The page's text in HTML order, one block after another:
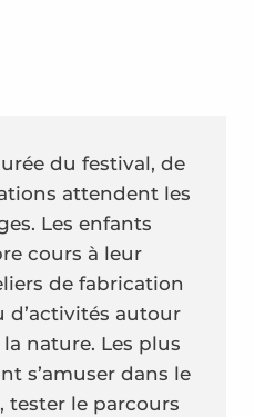
du festival, de
attendent les
Les enfants
cours à leur
de fabrication
d’activités autour
nature. Les plus
s’amuser dans le
le parcours